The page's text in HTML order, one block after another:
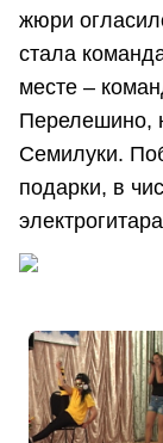
жюри
стала
месте –
Перелешино,
Семилуки.
подарки, в